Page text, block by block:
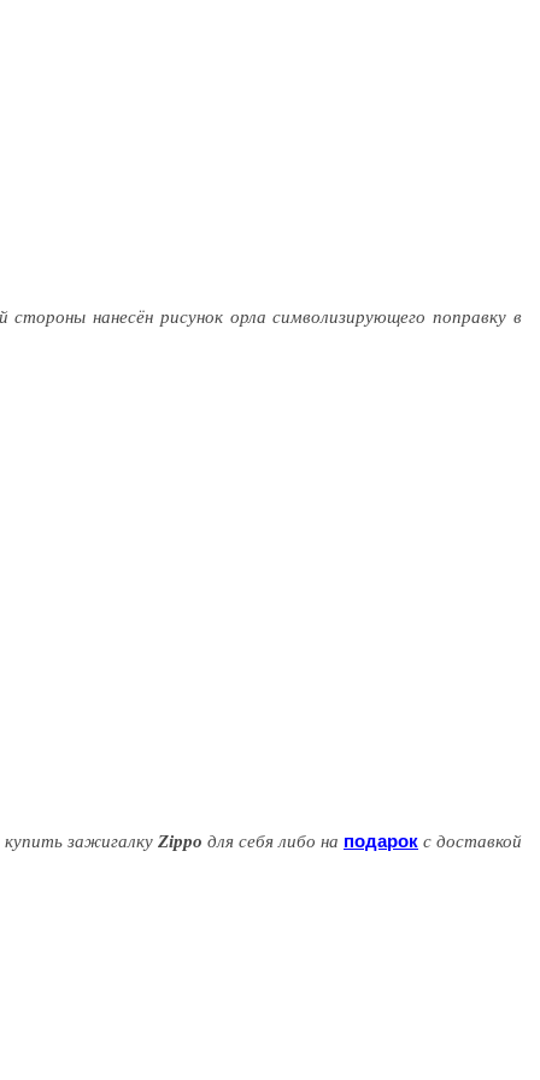
нанесён рисунок орла символизирующего поправку в
зажигалку Zippo для себя либо на подарок с доставкой